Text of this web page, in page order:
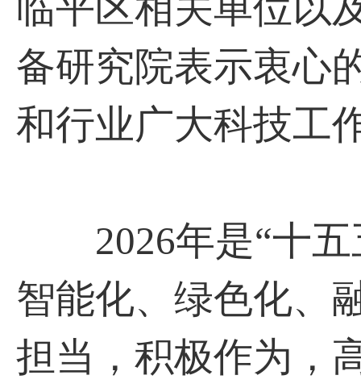
备研究院表示衷心
和行业广大科技工
2026年是“十五
智能化、绿色化、
担当，积极作为，